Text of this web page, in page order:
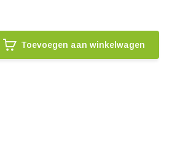
Toevoegen aan winkelwagen